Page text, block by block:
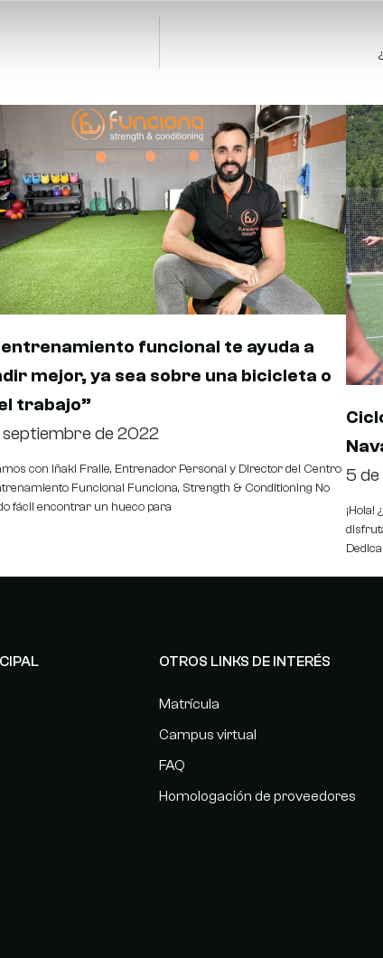
entrenamiento funcional te ayuda a
mejor, ya sea sobre una bicicleta o
trabajo”
septiembre de 2022
con Iñaki Fraile, Entrenador Personal y Director del Centro
Funcional Funciona, Strength & Conditioning No
fácil encontrar un hueco para
5
OTROS LINKS DE INTERÉS
Matrícula
Campus virtual
FAQ
Homologación de proveedores